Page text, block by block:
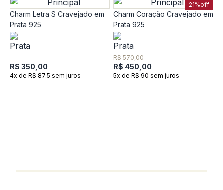
Charm Letra S Cravejado em
Prata 925
R$ 350,00
4x de R$ 87.5 sem juros
21%off
Charm Coração Cravejado em
Prata 925
R$ 570,00
R$ 450,00
5x de R$ 90 sem juros